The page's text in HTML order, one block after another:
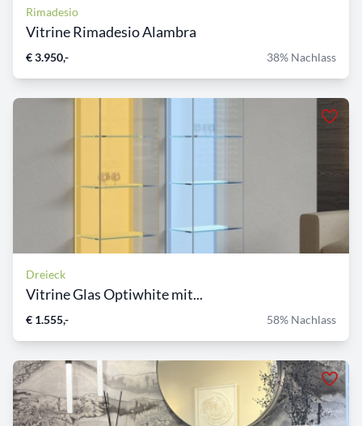
Rimadesio
Vitrine Rimadesio Alambra
€ 3.950,- 38% Nachlass
Dreieck
Vitrine Glas Optiwhite mit...
€ 1.555,- 58% Nachlass